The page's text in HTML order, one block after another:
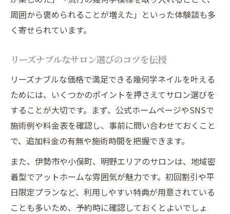
周囲から褒められることが増えた」といった体験談も多
く寄せられています。
リーズナブルなサロン選びのコツを伝授
リーズナブルな価格で満足できる幾何学ネイルを叶える
ためには、いくつかのポイントを押さえてサロン選びを
することが大切です。まず、公式ホームページやSNSで
施術例や料金表を確認し、事前に問い合わせておくこと
で、追加料金の有無や施術時間を把握できます。
また、伊勢市や小俣町、明野エリアのサロンは、地域密
着型でアットホームな雰囲気が魅力です。初回割引や平
日限定プランなど、利用しやすい特典が用意されている
ことも多いため、予約時に確認しておくとよいでしょ